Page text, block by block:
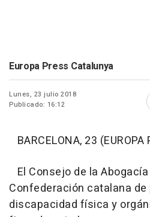
Europa Press Catalunya
Lunes, 23 julio 2018
Publicado: 16:12
BARCELONA, 23 (EUROPA
El Consejo de la
Confederación catalana
discapacidad física y